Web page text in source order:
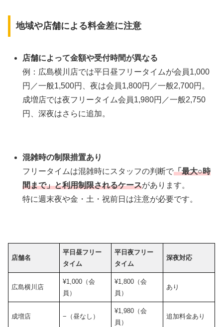
地域や店舗による料金差に注意
店舗によって金額や受付時間が異なる
例：広島横川店では平日昼フリータイムが会員1,000
円／一般1,500円、夜は会員1,800円／一般2,700円。
成増店では夜フリータイム会員1,980円／一般2,750
円、深夜はさらに追加。
混雑時の制限措置あり
フリータイムは混雑時にスタッフの判断で「最大○時
間まで」と利用制限されるケースがあります。
特に週末夜や金・土・祝前日は注意が必要です。
店舗名
平日昼フリー
タイム
平日夜フリー
タイム
深夜対応
広島横川店
¥1,000（会
員）
¥1,800（会
員）
あり
成増店 −（昼なし）
¥1,980（会
員）
追加料金あり